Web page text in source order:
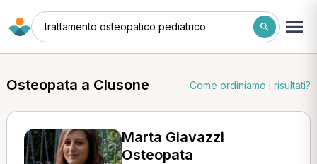
trattamento osteopatico pediatrico
Osteopata a Clusone Come ordiniamo i risultati?
Marta Giavazzi
Osteopata